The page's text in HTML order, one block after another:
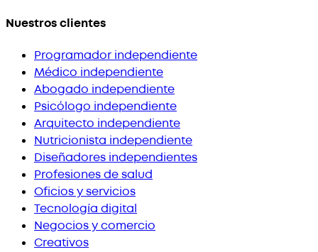
Nuestros clientes
Programador independiente
Médico independiente
Abogado independiente
Psicólogo independiente
Arquitecto independiente
Nutricionista independiente
Diseñadores independientes
Profesiones de salud
Oficios y servicios
Tecnología digital
Negocios y comercio
Creativos